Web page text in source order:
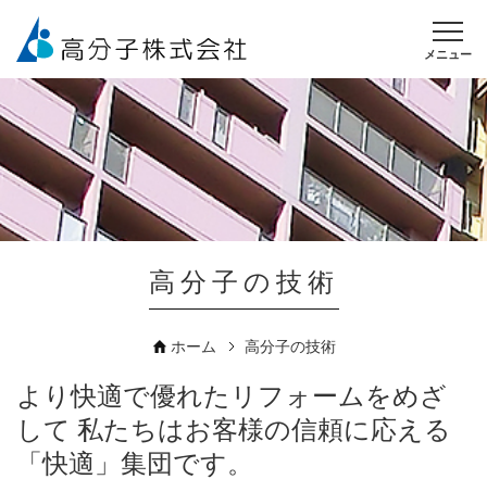
メニュー
高分子の技術
ホーム 高分子の技術
より快適で優れたリフォームをめざ
して 私たちはお客様の信頼に応える
「快適」集団です。